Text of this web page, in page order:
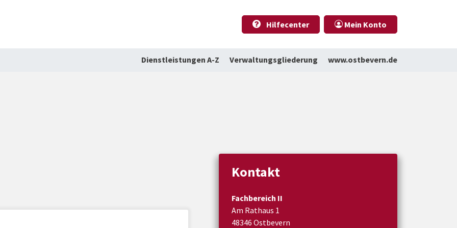
Hilfecenter
Mein Konto
Dienstleistungen A-Z Verwaltungsgliederung www.ostbevern.de
Kontakt
Fachbereich II
Am Rathaus 1
48346 Ostbevern